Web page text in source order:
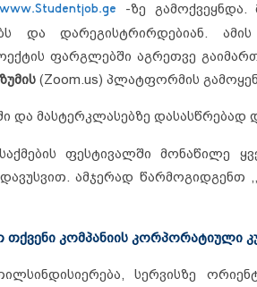
www.Studentjob.ge -ზე გამოქვეყნდა.
და დარეგისტრირდებიან.
ფარგლებში აგრეთვე
ზუმის (Zoom.us) პლატფორმის
და მასტერკლასებზე
ფესტივალში მონაწილე
ამჯერად წარმოგიდგენთ
კომპანიის კორპორატიული
სერვისზე